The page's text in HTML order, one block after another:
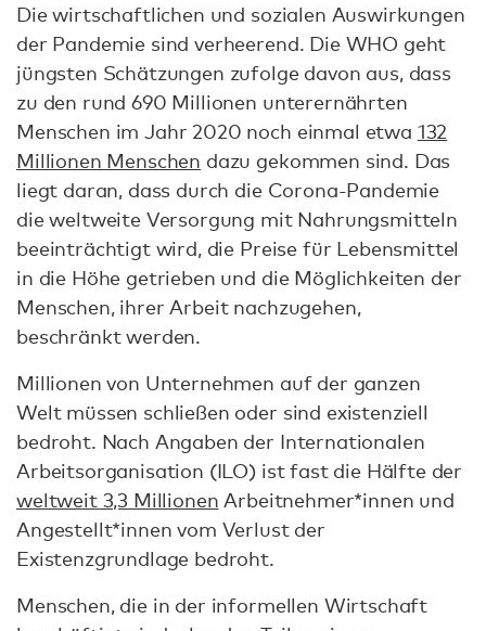
Die wirtschaftlichen und sozialen Auswirkungen
der Pandemie sind verheerend. Die WHO geht
jüngsten Schätzungen zufolge davon aus, dass
zu den rund 690 Millionen unterernährten
Menschen im Jahr 2020 noch einmal etwa 132
Millionen Menschen dazu gekommen sind. Das
liegt daran, dass durch die Corona-Pandemie
die weltweite Versorgung mit Nahrungsmitteln
beeinträchtigt wird, die Preise für Lebensmittel
in die Höhe getrieben und die Möglichkeiten der
Menschen, ihrer Arbeit nachzugehen,
beschränkt werden.
Millionen von Unternehmen auf der ganzen
Welt müssen schließen oder sind existenziell
bedroht. Nach Angaben der Internationalen
Arbeitsorganisation (ILO) ist fast die Hälfte der
weltweit 3,3 Millionen Arbeitnehmer*innen und
Angestellt*innen vom Verlust der
Existenzgrundlage bedroht.
Menschen, die in der informellen Wirtschaft